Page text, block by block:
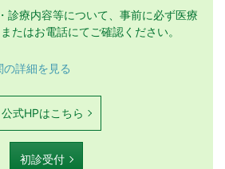
診療内容等について、事前に必ず医療
たはお電話にてご確認ください。
詳細を見る
公式HPはこちら
初診受付